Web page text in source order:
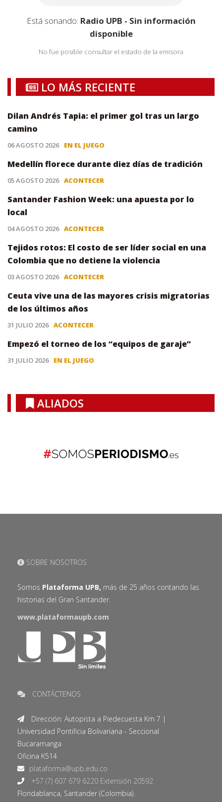
Está sonando: Radio UPB - Sin información
disponible
No fue posible consultar el estado de la emisora
LO MÁS RECIENTE
Dilan Andrés Tapia: el primer gol tras un largo
camino
06 AGOSTO 2026 EN EL JUEGO
Medellín florece durante diez días de tradición
05 AGOSTO 2026 ACONTECER
Santander Fashion Week: una apuesta por lo
local
04 AGOSTO 2026 ACONTECER
Tejidos rotos: El costo de ser líder social en una
Colombia que no detiene la violencia
03 AGOSTO 2026 ACONTECER
Ceuta vive una de las mayores crisis migratorias
de los últimos años
31 JULIO 2026 ACONTECER
Empezó el torneo de los “equipos de garaje”
31 JULIO 2026 EN EL JUEGO
ALIADOS
SOBRE NOSOTROS
Somos Plataforma UPB, más de 25 años contando las
historias del Gran Santander.
www.plataformaupb.com
CONTÁCTENOS
Dirección: Autopista a Piedecuesta Km 7 |
Universidad Pontificia Bolivariana - Seccional
Bucaramanga
Oficina K514
+57 (7) 607 679 6220 Extensión 20592
Floridablanca, Santander (Colombia).